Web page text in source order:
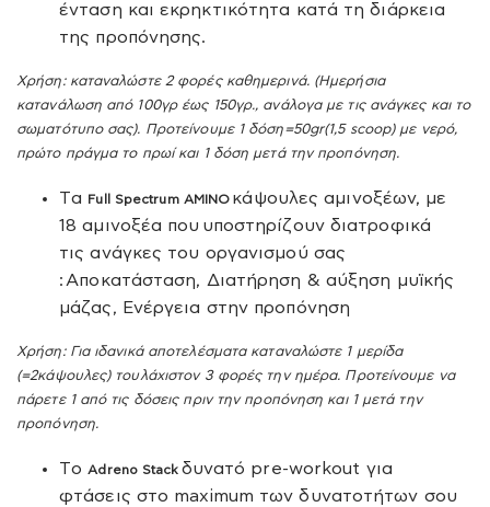
ένταση και εκρηκτικότητα κατά τη διάρκεια
της προπόνησης.
Χρήση: καταναλώστε 2 φορές καθημερινά. (Ημερήσια
κατανάλωση από 100γρ έως 150γρ., ανάλογα με τις ανάγκες και το
σωματότυπο σας). Προτείνουμε 1 δόση=50gr(1,5 scoop) με νερό,
πρώτο πράγμα το πρωί και 1 δόση μετά την προπόνηση.
Tα Full Spectrum AMINO κάψουλες αμινοξέων, με
18 αμινοξέα που υποστηρίζουν διατροφικά
τις ανάγκες του οργανισμού σας
:Αποκατάσταση, Διατήρηση & αύξηση μυϊκής
μάζας, Ενέργεια στην προπόνηση
Χρήση: Για ιδανικά αποτελέσματα καταναλώστε 1 μερίδα
(=2κάψουλες) τουλάχιστον 3 φορές την ημέρα. Προτείνουμε να
πάρετε 1 από τις δόσεις πριν την προπόνηση και 1 μετά την
προπόνηση.
ΤoAdreno Stack δυνατό pre-workout για
φτάσεις στο maximum των δυνατοτήτων σου